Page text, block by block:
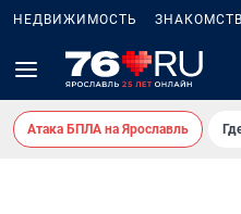
НЕДВИЖИМОСТЬ
Атака БПЛА на Ярославль